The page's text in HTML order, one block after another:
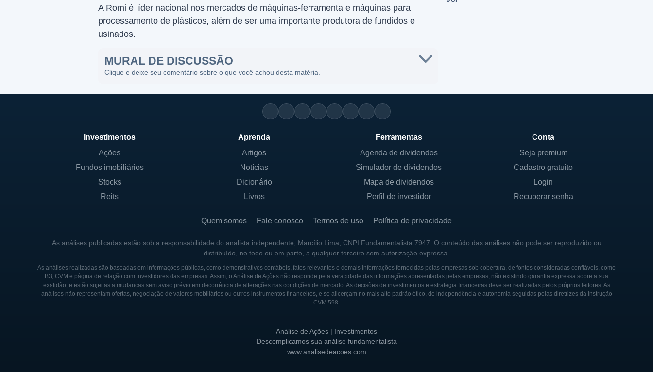
A Romi é líder nacional nos mercados de máquinas-ferramenta e máquinas para
processamento de plásticos, além de ser uma importante produtora de fundidos e
usinados.
MURAL DE DISCUSSÃO
Clique e deixe seu comentário sobre o que você achou desta matéria.
Investimentos
Ações
Fundos imobiliários
Stocks
Reits
Aprenda
Artigos
Notícias
Dicionário
Livros
Ferramentas
Agenda de dividendos
Simulador de dividendos
Mapa de dividendos
Perfil de investidor
Conta
Seja premium
Cadastro gratuito
Login
Recuperar senha
Quem somos Fale conosco Termos de uso Política de privacidade
As análises publicadas estão sob a responsabilidade do analista independente, Marcílio Lima, CNPI Fundamentalista 7947. O conteúdo das análises não pode ser reproduzido ou
distribuído, no todo ou em parte, a qualquer terceiro sem autorização expressa.
As análises realizadas são baseadas em informações públicas, como demonstrativos contábeis, fatos relevantes e demais informações fornecidas pelas empresas sob cobertura, de fontes consideradas confiáveis, como
B3, CVM e página de relação com investidores das empresas. Assim, o Análise de Ações não responde pela veracidade das informações apresentadas pelas empresas, não existindo garantia expressa sobre a sua
exatidão, e estão sujeitas a mudanças sem aviso prévio em decorrência de alterações nas condições de mercado. As decisões de investimentos e estratégia financeiras deve ser realizadas pelos próprios leitores. As
análises não representam ofertas, negociação de valores mobiliários ou outros instrumentos financeiros, e se alicerçam no mais alto padrão ético, de independência e autonomia seguidas pelas diretrizes da Instrução
CVM 598.
Análise de Ações | Investimentos
Descomplicamos sua análise fundamentalista
www.analisedeacoes.com